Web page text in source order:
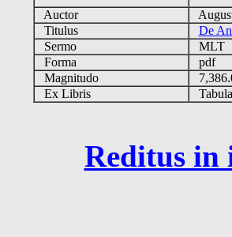
Auctor
Titulus
De
Sermo
MLT
Forma
pdf
Magnitudo
Ex Libris
Reditus in